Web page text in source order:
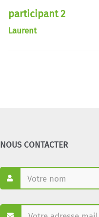
participant 2
Laurent
NOUS CONTACTER